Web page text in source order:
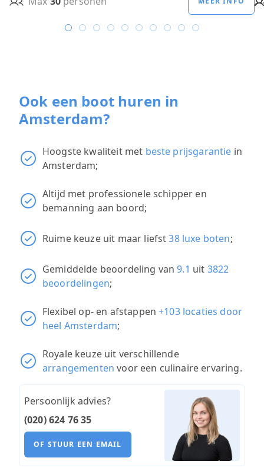
Ook een boot huren in
Amsterdam?
Hoogste kwaliteit met beste prijsgarantie in
Amsterdam;
Altijd met professionele schipper en
bemanning aan boord;
Ruime keuze uit maar liefst38 luxe boten;
Gemiddelde beoordeling van9.1 uit 3822
beoordelingen;
Flexibel op- en afstappen+103 locaties door
heel Amsterdam;
Royale keuze uit verschillende
arrangementen voor een culinaire ervaring.
Persoonlijk advies?
(020) 624 76 35
OF STUUR EEN EMAIL